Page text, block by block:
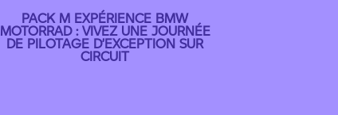
PACK M EXPÉRIENCE BMW
MOTORRAD : VIVEZ UNE JOURNÉE
DE PILOTAGE D’EXCEPTION SUR
CIRCUIT